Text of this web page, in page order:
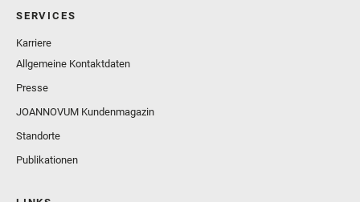
SERVICES
Karriere
Allgemeine Kontaktdaten
Presse
JOANNOVUM Kundenmagazin
Standorte
Publikationen